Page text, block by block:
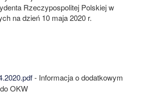
Rzeczypospolitej Polskiej w
na dzień 10 maja 2020 r.
- Informacja o dodatkowym
OKW